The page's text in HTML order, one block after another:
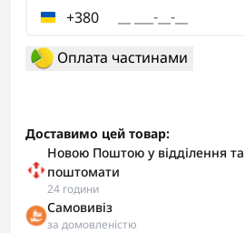
+380
Оплата частинами
Доставимо цей товар:
Новою Поштою у відділення та
поштомати
24 години
Самовивіз
за домовленістю